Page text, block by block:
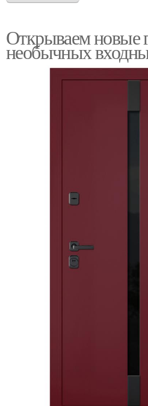
Открываем новые
необычных